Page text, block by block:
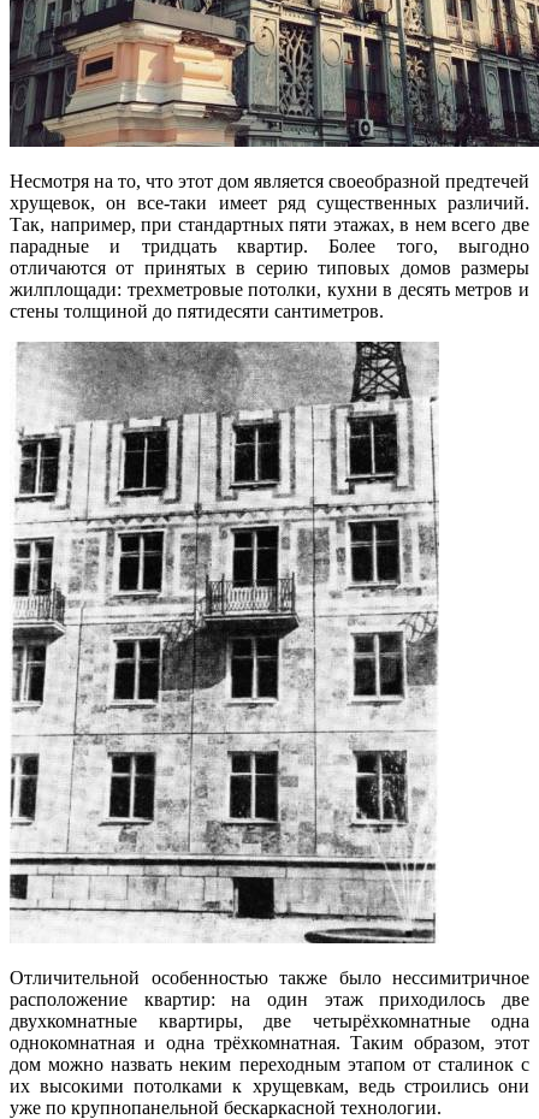
Несмотря на то, что этот дом является своеобразной предтечей
хрущевок, он все-таки имеет ряд существенных различий.
Так, например, при стандартных пяти этажах, в нем всего две
парадные и тридцать квартир. Более того, выгодно
отличаются от принятых в серию типовых домов размеры
жилплощади: трехметровые потолки, кухни в десять метров и
стены толщиной до пятидесяти сантиметров.
Отличительной особенностью также было нессимитричное
расположение квартир: на один этаж приходилось две
двухкомнатные квартиры, две четырёхкомнатные одна
однокомнатная и одна трёхкомнатная. Таким образом, этот
дом можно назвать неким переходным этапом от сталинок с
их высокими потолками к хрущевкам, ведь строились они
уже по крупнопанельной бескаркасной технологии.